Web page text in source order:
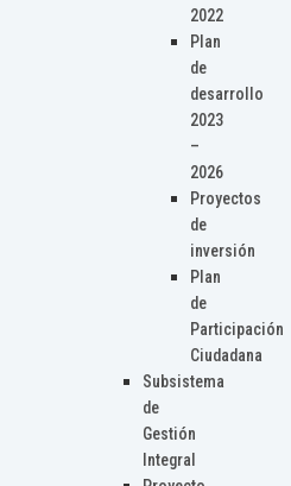
2022
Plan
de
desarrollo
2023
–
2026
Proyectos
de
inversión
Plan
de
Participación
Ciudadana
Subsistema
de
Gestión
Integral